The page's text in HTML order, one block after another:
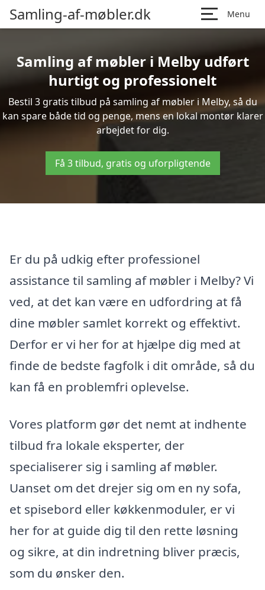
Samling-af-møbler.dk Menu
Samling af møbler i Melby udført
hurtigt og professionelt
Bestil 3 gratis tilbud på samling af møbler i Melby, så du
kan spare både tid og penge, mens en lokal montør klarer
arbejdet for dig.
Få 3 tilbud, gratis og uforpligtende
Er du på udkig efter professionel
assistance til samling af møbler i Melby? Vi
ved, at det kan være en udfordring at få
dine møbler samlet korrekt og effektivt.
Derfor er vi her for at hjælpe dig med at
finde de bedste fagfolk i dit område, så du
kan få en problemfri oplevelse.
Vores platform gør det nemt at indhente
tilbud fra lokale eksperter, der
specialiserer sig i samling af møbler.
Uanset om det drejer sig om en ny sofa,
et spisebord eller køkkenmoduler, er vi
her for at guide dig til den rette løsning
og sikre, at din indretning bliver præcis,
som du ønsker den.